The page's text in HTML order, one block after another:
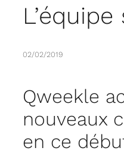
L’équipe
02/02/2019
Qweekle
nouveaux
en ce